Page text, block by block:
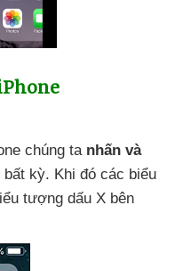
chúng ta nhấn và
bất kỳ. Khi đó các biểu
tượng dấu X bên